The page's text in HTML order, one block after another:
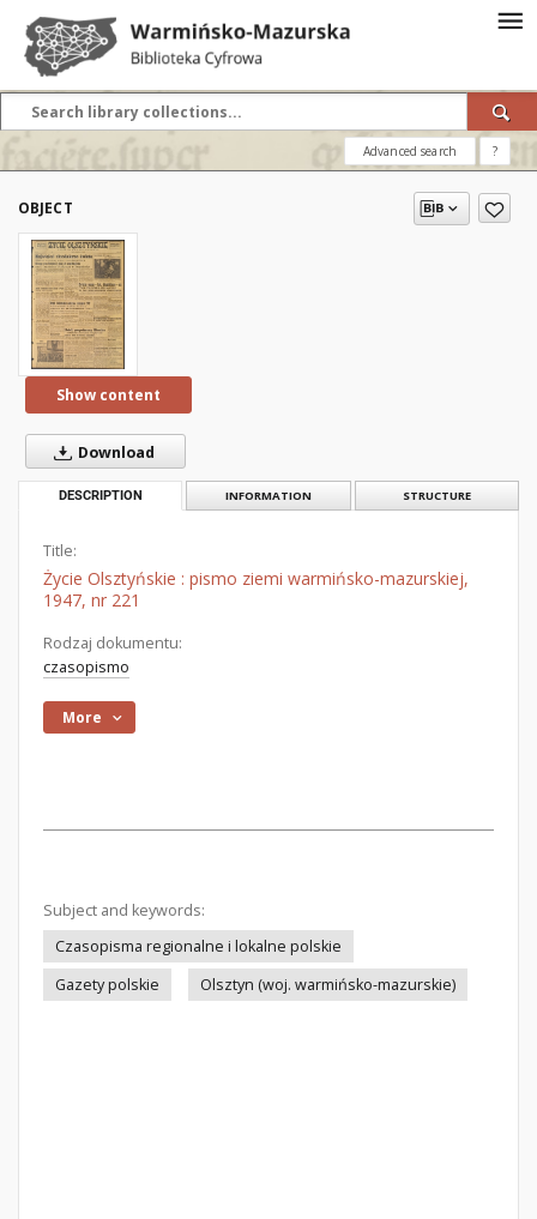
Advanced search ?
OBJECT
Show content
Download
DESCRIPTION INFORMATION STRUCTURE
Title:
Życie Olsztyńskie : pismo ziemi warmińsko-mazurskiej,
1947, nr 221
Rodzaj dokumentu:
czasopismo
More
Subject and keywords:
Czasopisma regionalne i lokalne polskie
Gazety polskie
Olsztyn (woj. warmińsko-mazurskie)